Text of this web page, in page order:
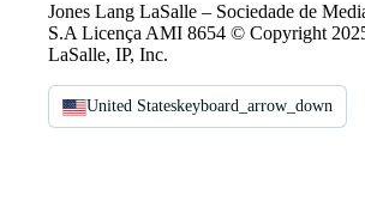
Jones Lang LaSalle – Sociedade de
S.A Licença AMI 8654 © Copyright
LaSalle, IP, Inc.
United Stateskeyboard_arrow_down